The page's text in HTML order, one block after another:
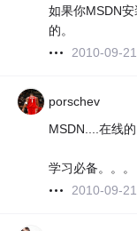
如果你MSDN
的。
2010-09-21
porschev
MSDN....在线
学习必备。。。
2010-09-21